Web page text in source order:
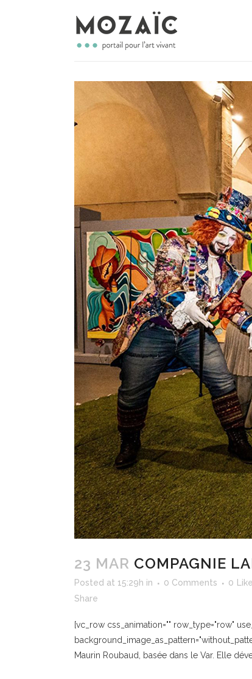
23 MAR COMPAGNIE
Posted at 15:29h in 0 Comments 0
Share
[vc_row css_animation="" row_type="row"
Maurin Roubaud, basée dans le Var. Elle